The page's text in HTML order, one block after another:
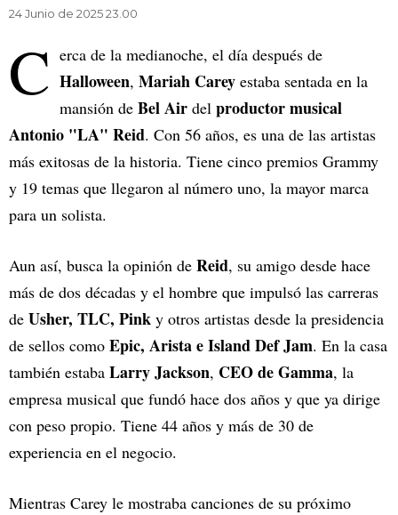
24 Junio de 2025 23.00
C erca de la medianoche, el día después de
Halloween, Mariah Carey estaba sentada en la
mansión de Bel Air del productor musical
Antonio "LA" Reid. Con 56 años, es una de las artistas
más exitosas de la historia. Tiene cinco premios Grammy
y 19 temas que llegaron al número uno, la mayor marca
para un solista.
Aun así, busca la opinión de Reid, su amigo desde hace
más de dos décadas y el hombre que impulsó las carreras
de Usher, TLC, Pink y otros artistas desde la presidencia
de sellos como Epic, Arista e Island Def Jam. En la casa
también estaba Larry Jackson, CEO de Gamma, la
empresa musical que fundó hace dos años y que ya dirige
con peso propio. Tiene 44 años y más de 30 de
experiencia en el negocio.
Mientras Carey le mostraba canciones de su próximo